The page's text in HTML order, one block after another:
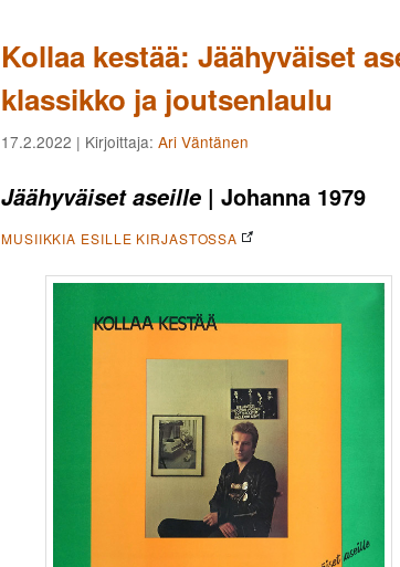
Kollaa kestää: Jäähyväiset
klassikko ja joutsenlaulu
17.2.2022 | Kirjoittaja: Ari Väntänen
Jäähyväiset aseille | Johanna 1979
MUSIIKKIA ESILLE KIRJASTOSSA